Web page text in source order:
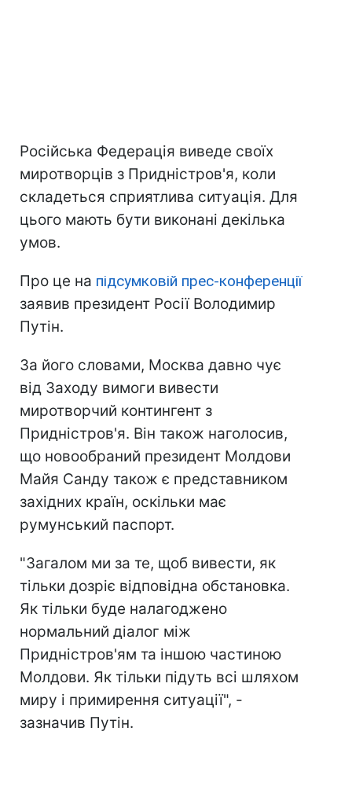
Російська Федерація виведе своїх
миротворців з Придністров'я, коли
складеться сприятлива ситуація. Для
цього мають бути виконані декілька
умов.
Про це на підсумковій прес-конференції
заявив президент Росії Володимир
Путін.
За його словами, Москва давно чує
від Заходу вимоги вивести
миротворчий контингент з
Придністров'я. Він також наголосив,
що новообраний президент Молдови
Майя Санду також є представником
західних країн, оскільки має
румунський паспорт.
"Загалом ми за те, щоб вивести, як
тільки дозріє відповідна обстановка.
Як тільки буде налагоджено
нормальний діалог між
Придністров'ям та іншою частиною
Молдови. Як тільки підуть всі шляхом
миру і примирення ситуації", -
зазначив Путін.